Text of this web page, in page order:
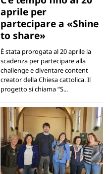
aprile per
partecipare a «Shine
to share»
È stata prorogata al 20 aprile la
scadenza per partecipare alla
challenge e diventare content
creator della Chiesa cattolica. Il
progetto si chiama “S...